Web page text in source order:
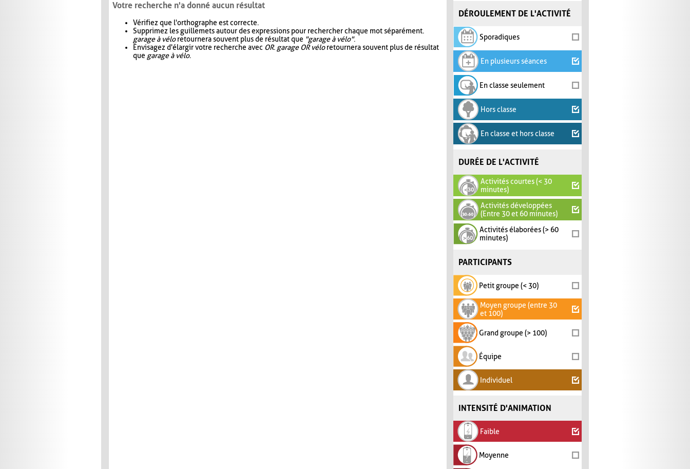
DÉROULEMENT DE L'ACTIVITÉ
Sporadiques
En plusieurs séances
En classe seulement
Hors classe
En classe et hors classe
DURÉE DE L'ACTIVITÉ
Activités courtes (< 30
minutes)
Activités développées
(Entre 30 et 60 minutes)
Activités élaborées (> 60
minutes)
PARTICIPANTS
Petit groupe (< 30)
Moyen groupe (entre 30
et 100)
Grand groupe (> 100)
Équipe
Individuel
INTENSITÉ D'ANIMATION
Faible
Moyenne
Votre recherche n'a donné aucun résultat
Vérifiez que l'orthographe est correcte.
Supprimez les guillemets autour des expressions pour rechercher chaque mot séparément.
garage à véloretournera souvent plus de résultat que "garage à vélo".
Envisagez d'élargir votre recherche avec OR. garage OR véloretournera souvent plus de résultat
que garage à vélo.